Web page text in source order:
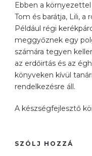
Ebben a
Tom és barátja, Lili, a
Például régi
meggyőznek egy
számára tegyen
az erdőirtás és az
könyveken kívül
rendelkezésre áll.
A készségfejlesztő
SZÓLJ HOZZÁ